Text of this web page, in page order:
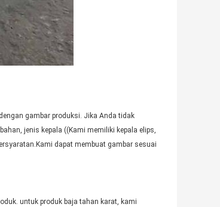
gambar produksi. Jika Anda tidak
jenis kepala ((Kami memiliki kepala elips,
dapat membuat gambar sesuai
untuk produk baja tahan karat, kami